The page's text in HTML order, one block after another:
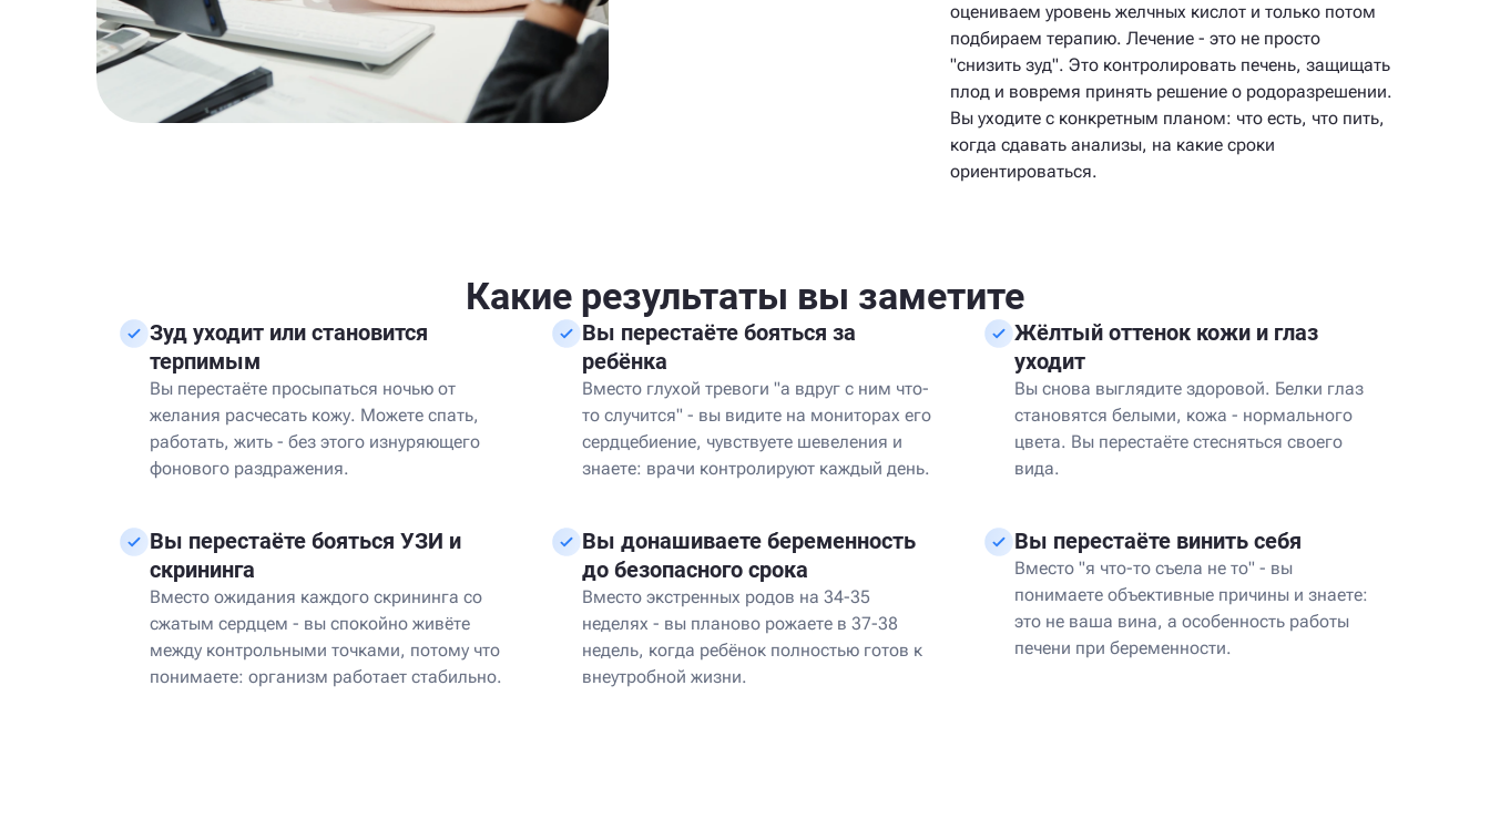
оцениваем уровень желчных кислот и только потом
подбираем терапию. Лечение - это не просто
"снизить зуд". Это контролировать печень, защищать
плод и вовремя принять решение о родоразрешении.
Вы уходите с конкретным планом: что есть, что пить,
когда сдавать анализы, на какие сроки
ориентироваться.
Какие результаты вы заметите
Зуд уходит или становится
терпимым
Вы перестаёте просыпаться ночью от
желания расчесать кожу. Можете спать,
работать, жить - без этого изнуряющего
фонового раздражения.
Вы перестаёте бояться за
ребёнка
Вместо глухой тревоги "а вдруг с ним что-
то случится" - вы видите на мониторах его
сердцебиение, чувствуете шевеления и
знаете: врачи контролируют каждый день.
Жёлтый оттенок кожи и глаз
уходит
Вы снова выглядите здоровой. Белки глаз
становятся белыми, кожа - нормального
цвета. Вы перестаёте стесняться своего
вида.
Вы перестаёте бояться УЗИ и
скрининга
Вместо ожидания каждого скрининга со
сжатым сердцем - вы спокойно живёте
между контрольными точками, потому что
понимаете: организм работает стабильно.
Вы донашиваете беременность
до безопасного срока
Вместо экстренных родов на 34-35
неделях - вы планово рожаете в 37-38
недель, когда ребёнок полностью готов к
внеутробной жизни.
Вы перестаёте винить себя
Вместо "я что-то съела не то" - вы
понимаете объективные причины и знаете:
это не ваша вина, а особенность работы
печени при беременности.